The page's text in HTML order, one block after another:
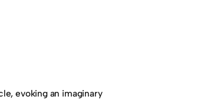
evoking an imaginary